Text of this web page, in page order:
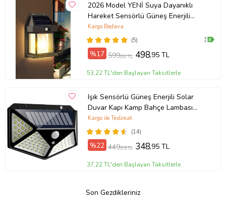
2026 Model YENİ Suya Dayanıklı
Hareket Sensörlü Güneş Enerjili
Solar LED Dış Mekan Bahçe Lambası
(5)
Kargo Bedava
%17 599,00 TL 498,95 TL
53,22 TL'den Başlayan Taksitlerle
Işık Sensörlü Güneş Enerjili Solar
Duvar Kapı Kamp Bahçe Lambası
Fotoselli Projektör 100 Led Lambalı
(14)
Kargo ile Teslimat
%22 449,95 TL 348,95 TL
37,22 TL'den Başlayan Taksitlerle
Son Gezdikleriniz